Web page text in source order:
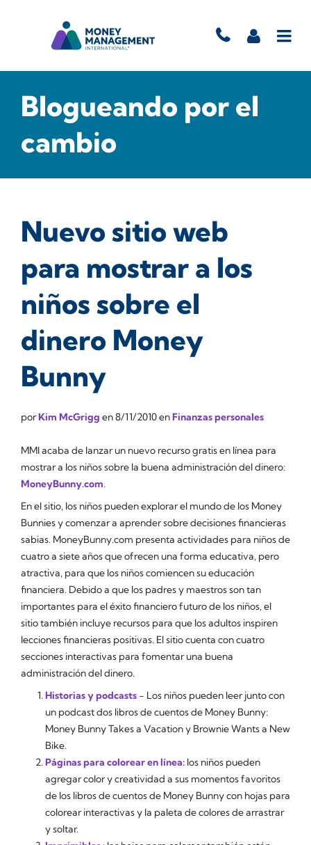
Blogueando por el
cambio
Nuevo sitio web
para mostrar a los
niños sobre el
dinero Money
Bunny
porKim McGrigg en8/11/2010enFinanzas personales
MMI acaba de lanzar un nuevo recurso gratis en línea para
mostrar a los niños sobre la buena administración del dinero:
MoneyBunny.com.
En el sitio, los niños pueden explorar el mundo de los Money
Bunnies y comenzar a aprender sobre decisiones financieras
sabias. MoneyBunny.com presenta actividades para niños de
cuatro a siete años que ofrecen una forma educativa, pero
atractiva, para que los niños comiencen su educación
financiera. Debido a que los padres y maestros son tan
importantes para el éxito financiero futuro de los niños, el
sitio también incluye recursos para que los adultos inspiren
lecciones financieras positivas. El sitio cuenta con cuatro
secciones interactivas para fomentar una buena
administración del dinero.
Historias y podcasts - Los niños pueden leer junto con
un podcast dos libros de cuentos de Money Bunny:
Money Bunny Takes a Vacationy Brownie Wants a New
Bike.
Páginas para colorear en línea: los niños pueden
agregar color y creatividad a sus momentos favoritos
de los libros de cuentos de Money Bunny con hojas para
colorear interactivas y la paleta de colores de arrastrar
y soltar.